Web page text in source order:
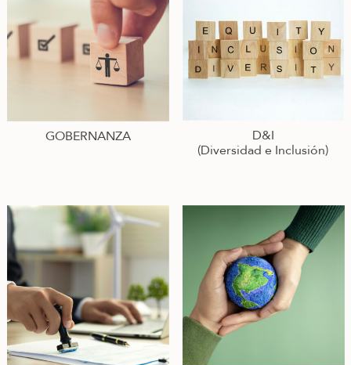
GOBERNANZA
D&I
(Diversidad e Inclusión)